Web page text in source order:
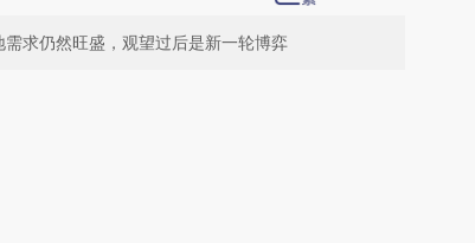
求仍然旺盛，观望过后是新一轮博弈